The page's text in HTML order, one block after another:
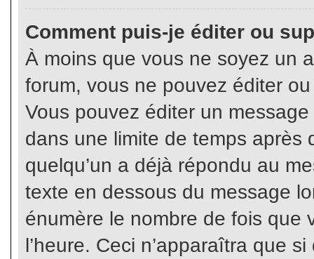
Comment puis-je éditer ou
À moins que vous ne soyez un
forum, vous ne pouvez éditer
Vous pouvez éditer un
dans une limite de temps après
quelqu’un a déjà répondu au
texte en dessous du message
énumère le nombre de fois que
l’heure. Ceci n’apparaîtra que